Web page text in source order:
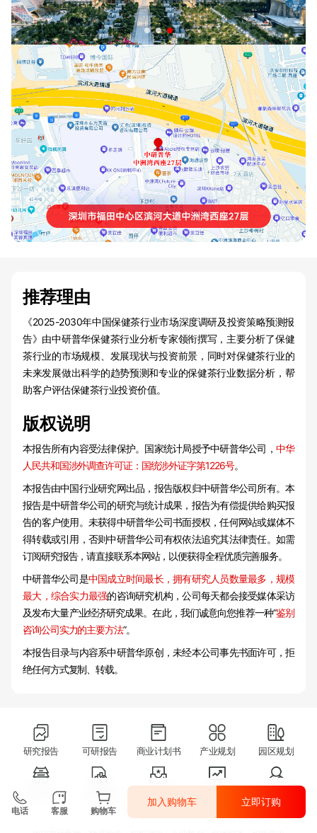
推荐理由
《2025-2030年中国保健茶行业市场深度调研及投资策略预测报
告》由中研普华保健茶行业分析专家领衔撰写，主要分析了保健
茶行业的市场规模、发展现状与投资前景，同时对保健茶行业的
未来发展做出科学的趋势预测和专业的保健茶行业数据分析，帮
助客户评估保健茶行业投资价值。
版权说明
本报告所有内容受法律保护。国家统计局授予中研普华公司， 中华
人民共和国涉外调查许可证：国统涉外证字第1226号。
本报告由中国行业研究网出品，报告版权归中研普华公司所有。本
报告是中研普华公司的研究与统计成果，报告为有偿提供给购买报
告的客户使用。未获得中研普华公司书面授权，任何网站或媒体不
得转载或引用，否则中研普华公司有权依法追究其法律责任。如需
订阅研究报告，请直接联系本网站，以便获得全程优质完善服务。
中研普华公司是中国成立时间最长，拥有研究人员数量最多，规模
最大，综合实力最强的咨询研究机构，公司每天都会接受媒体采访
及发布大量产业经济研究成果。在此，我们诚意向您推荐一种“鉴别
咨询公司实力的主要方法”。
本报告目录与内容系中研普华原创，未经本公司事先书面许可，拒
绝任何方式复制、转载。
研究报告 可研报告 商业计划书 产业规划 园区规划
特色小镇 市场调研
电话 客服 购物车
加入购物车 立即订购